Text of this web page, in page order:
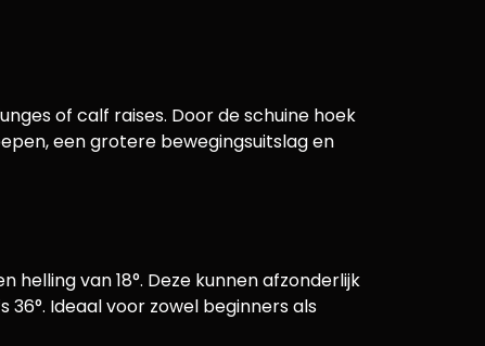
of calf raises. Door de schuine hoek
een grotere bewegingsuitslag en
helling van 18°. Deze kunnen afzonderlijk
36°. Ideaal voor zowel beginners als